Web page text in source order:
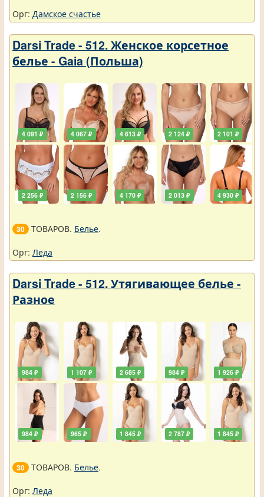
Орг: Дамское счастье
Darsi Trade - 512. Женское корсетное
белье - Gaia (Польша)
4 091 ₽
2 256 ₽
4 067 ₽
2 156 ₽
4 613 ₽
4 170 ₽
2 124 ₽
2 013 ₽
2 101 ₽
4 930 ₽
30 ТОВАРОВ. Белье.
Орг: Леда
Darsi Trade - 512. Утягивающее белье -
Разное
984 ₽
984 ₽
1 107 ₽
965 ₽
2 685 ₽
1 845 ₽
984 ₽
2 787 ₽
1 926 ₽
1 845 ₽
30 ТОВАРОВ. Белье.
Орг: Леда